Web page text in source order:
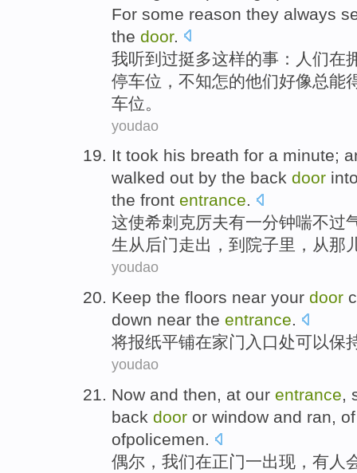
For some reason they always
the door.
我听到过挺多这样的事 ： 人们在
停车位 ， 不知怎的他们好像总能
车位。
youdao
It took his breath for a minute;
walked out by the back door
the front entrance.
这使希刺克厉夫有一分钟喘不过
生 从 后门走出， 到 院子里， 从那
youdao
Keep the floors near your door
down near the entrance.
将报纸平铺在家门 入口处可以保
youdao
Now and then, at our entrance,
back door or window and ran,
ofpolicemen.
偶尔 ， 我们在正门一出现，有人